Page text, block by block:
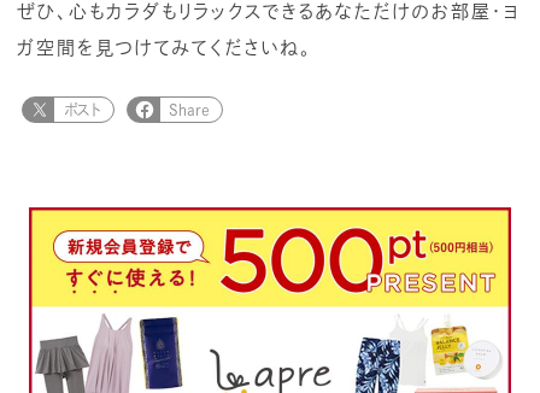
ぜひ、心もカラダもリラックスできるあなただけのお部屋・ヨ
ガ空間を見つけてみてくださいね。
ポスト Share